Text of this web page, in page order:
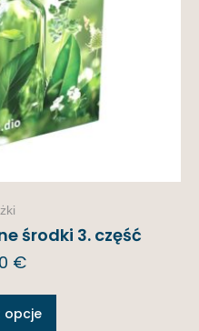
środki 3. część
€
opcje